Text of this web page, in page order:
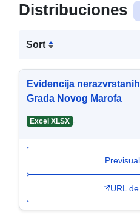
Distribuciones
Sort
Evidencija
Grada Novog Marofa
Excel XLSX -
URL